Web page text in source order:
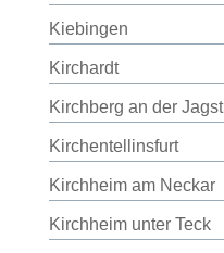
Kiebingen
Kirchardt
Kirchberg an der Jagst
Kirchentellinsfurt
Kirchheim am Neckar
Kirchheim unter Teck